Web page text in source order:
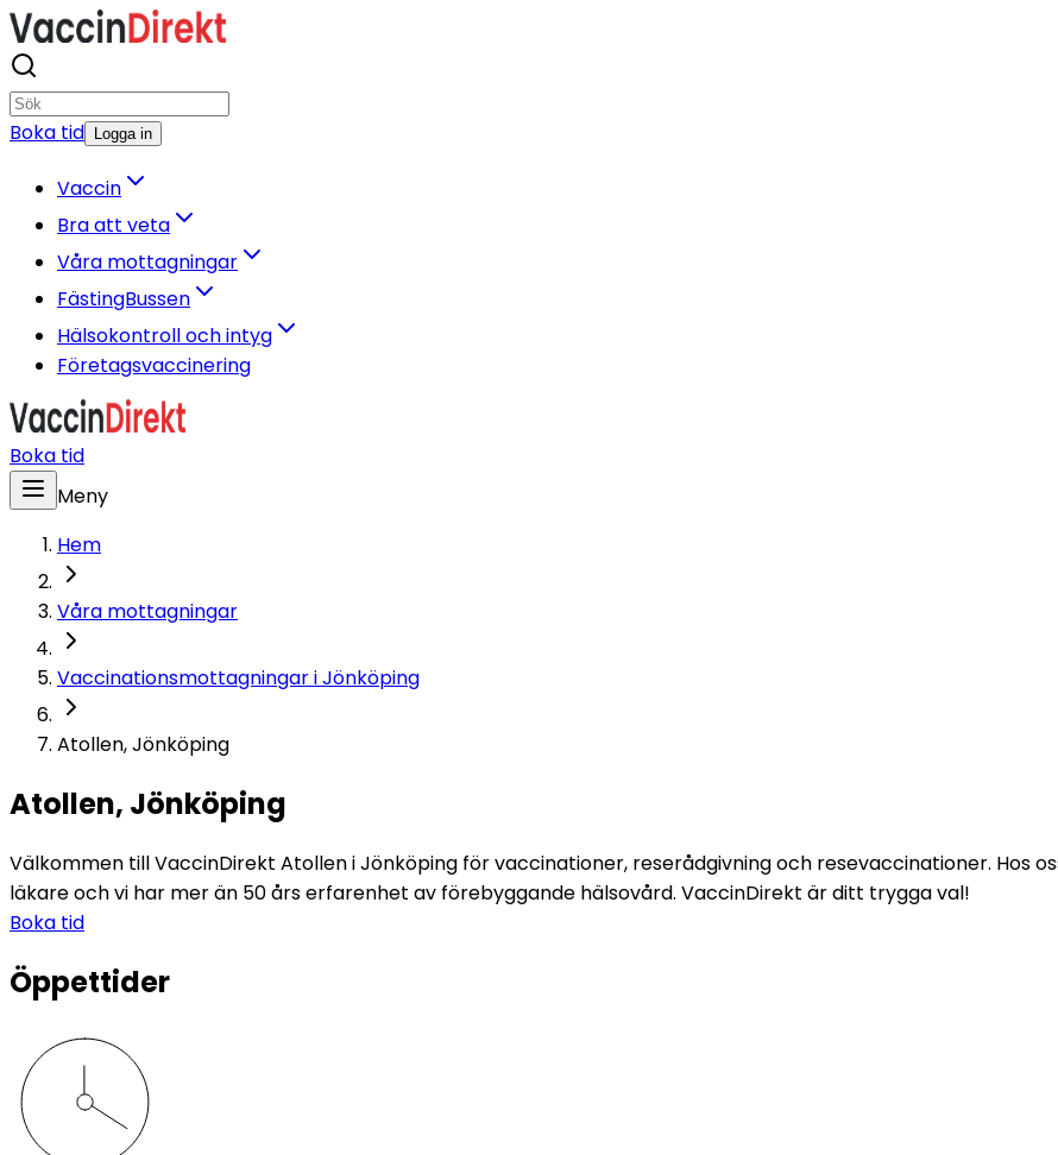
Boka tid Logga in
Vaccin
Bra att veta
Våra mottagningar
FästingBussen
Hälsokontroll och intyg
Företagsvaccinering
Boka tid
Meny
Hem
Våra mottagningar
Vaccinationsmottagningar i Jönköping
Atollen, Jönköping
Atollen, Jönköping
Välkommen till VaccinDirekt Atollen i Jönköping för vaccinationer, reserådgivning och resevaccinationer. Hos
läkare och vi har mer än 50 års erfarenhet av förebyggande hälsovård. VaccinDirekt är ditt trygga val!
Boka tid
Öppettider